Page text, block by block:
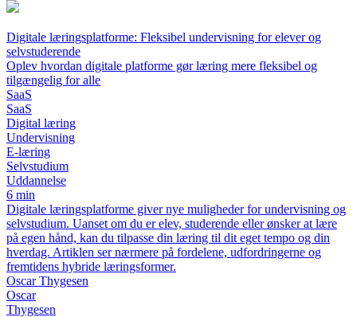
Digitale læringsplatforme: Fleksibel undervisning for elever og
selvstuderende
Oplev hvordan digitale platforme gør læring mere fleksibel og
tilgængelig for alle
SaaS
SaaS
Digital læring
Undervisning
E-læring
Selvstudium
Uddannelse
6 min
Digitale læringsplatforme giver nye muligheder for undervisning og
selvstudium. Uanset om du er elev, studerende eller ønsker at lære
på egen hånd, kan du tilpasse din læring til dit eget tempo og din
hverdag. Artiklen ser nærmere på fordelene, udfordringerne og
fremtidens hybride læringsformer.
Oscar Thygesen
Oscar
Thygesen